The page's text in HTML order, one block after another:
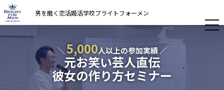
男を磨く恋活婚活学校ブライトフォーメン
＼ 5,000人以上の参加実績 ／
元お笑い芸人直伝
彼女の作り方セミナー